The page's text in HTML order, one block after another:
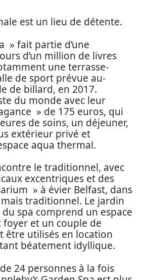
est un lieu de détente.
» fait partie d’une
d’un million de livres
une terrasse-
de sport prévue au-
de billard, en 2017.
du monde avec leur
» de 175 euros, qui
de soins, un déjeuner,
extérieur privé et
aqua thermal.
le traditionnel, avec
excentriques et des
» à évier Belfast, dans
traditionnel. Le jardin
spa comprend un espace
foyer et un couple de
être utilisés en location
béatement idyllique.
24 personnes à la fois